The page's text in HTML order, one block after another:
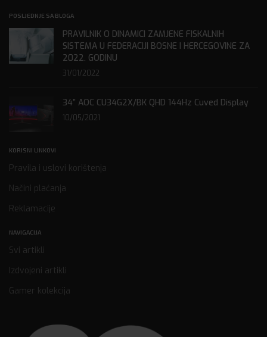
POSLJEDNJE SA BLOGA
PRAVILNIK O DINAMICI ZAMJENE FISKALNIH
SISTEMA U FEDERACIJI BOSNE I HERCEGOVINE ZA
2022. GODINU
31/01/2022
34” AOC CU34G2X/BK QHD 144Hz Cuved Display
10/05/2021
KORISNI LINKOVI
Pravila i uslovi korištenja
Načini plaćanja
Reklamacije
NAVIGACIJA
Svi artikli
Izdvojeni artikli
Gamer kolekcija